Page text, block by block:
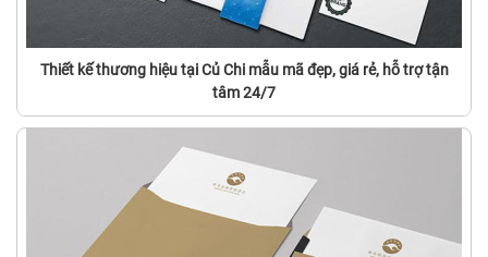
Thiết kế thương hiệu tại Củ Chi mẫu mã đẹp, giá rẻ, hỗ trợ tận
tâm 24/7